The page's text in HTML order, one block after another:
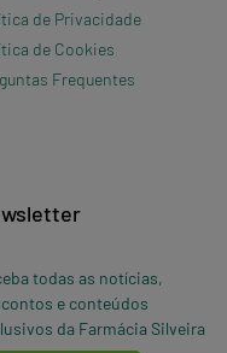
de Privacidade
de Cookies
Frequentes
todas as notícias,
e conteúdos
da Farmácia Silveira